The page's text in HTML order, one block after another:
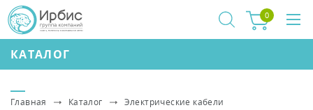
КАТАЛОГ
0
Главная Каталог
Электрические кабели